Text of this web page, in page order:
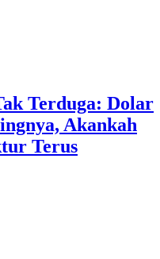
Terduga: Dolar
Akankah
Terus